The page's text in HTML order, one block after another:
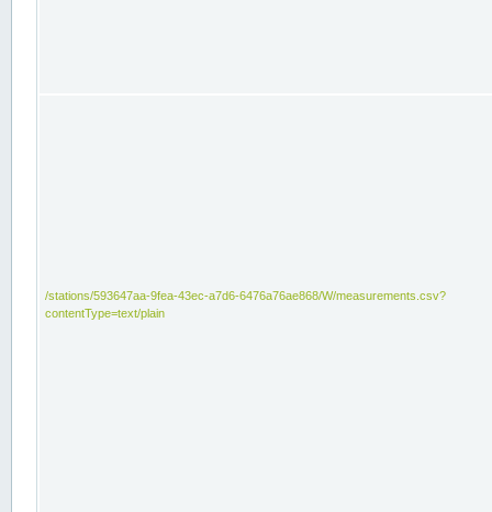
/stations/593647aa-9fea-43ec-a7d6-6476a76ae868/W/measurements.csv?
contentType=text/plain